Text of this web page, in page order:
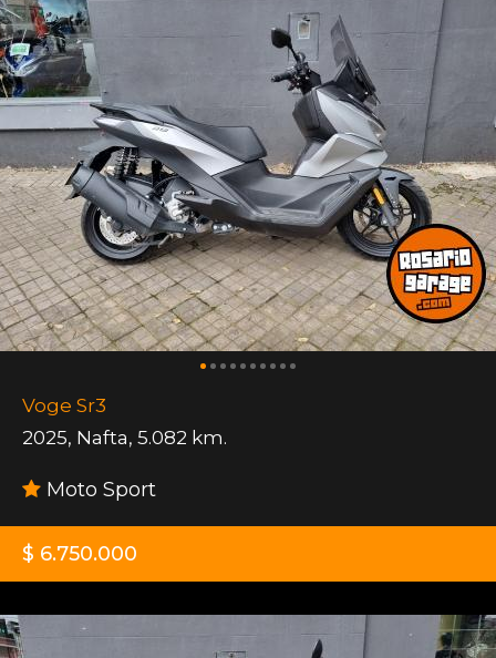
Voge Sr3
2025, Nafta, 5.082 km.
Moto Sport
$ 6.750.000